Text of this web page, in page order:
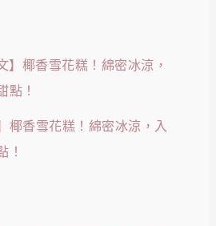
椰香雪花糕！綿密冰涼，入
！